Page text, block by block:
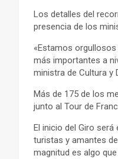
Los detalles del
presencia de los
«Estamos
más importantes a
ministra de Cultura y
Más de 175 de los
junto al Tour de
El inicio del Giro
turistas y amantes
magnitud es algo